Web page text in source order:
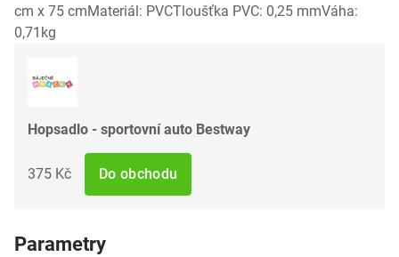
cm x 75 cmMateriál: PVCTloušťka PVC: 0,25 mmVáha:
0,71kg
Hopsadlo - sportovní auto Bestway
375 Kč Do obchodu
Parametry